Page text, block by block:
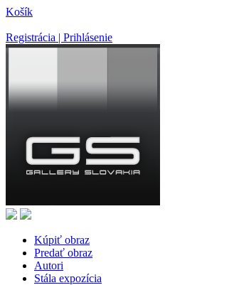
Košík
Registrácia | Prihlásenie
Kúpiť obraz
Predať obraz
Autori
Stála expozícia